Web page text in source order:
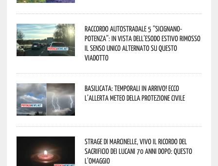
Raccordo Autostradale 5 “Sicignano-
Potenza”: in vista dell’esodo estivo rimosso
il senso unico alternato su questo
viadotto
Basilicata: temporali in arrivo! Ecco
l’allerta meteo della Protezione civile
Strage di Marcinelle, vivo il ricordo del
sacrificio dei lucani 70 anni dopo: questo
l’omaggio